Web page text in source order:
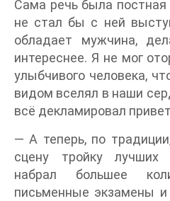
Сама речь была постная
не стал бы с ней
обладает мужчина,
интереснее. Я не мог
улыбчивого человека,
видом вселял в наши
всё декламировал
— А теперь, по
сцену тройку лучших
набрал большее
письменные экзамены